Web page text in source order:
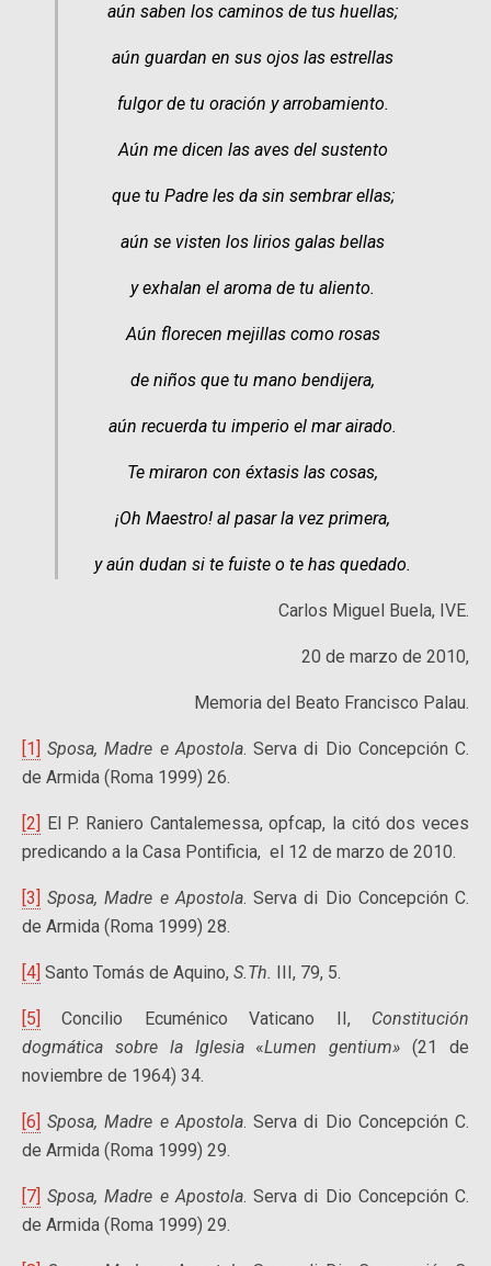
aún saben los caminos de tus huellas;
aún guardan en sus ojos las estrellas
fulgor de tu oración y arrobamiento.
Aún me dicen las aves del sustento
que tu Padre les da sin sembrar ellas;
aún se visten los lirios galas bellas
y exhalan el aroma de tu aliento.
Aún florecen mejillas como rosas
de niños que tu mano bendijera,
aún recuerda tu imperio el mar airado.
Te miraron con éxtasis las cosas,
¡Oh Maestro! al pasar la vez primera,
y aún dudan si te fuiste o te has quedado.
Carlos Miguel Buela, IVE.
20 de marzo de 2010,
Memoria del Beato Francisco Palau.
[1] Sposa, Madre e Apostola. Serva di Dio Concepción C.
de Armida (Roma 1999) 26.
[2]
El P. Raniero Cantalemessa, opfcap, la citó dos veces
predicando a la Casa Pontificia, el 12 de marzo de 2010.
[3] Sposa, Madre e Apostola. Serva di Dio Concepción C.
de Armida (Roma 1999) 28.
[4] Santo Tomás de Aquino, S.Th. III, 79, 5.
[5] Concilio Ecuménico Vaticano II, Constitución
dogmática sobre la Iglesia «Lumen gentium»(21 de
noviembre de 1964) 34.
[6] Sposa, Madre e Apostola. Serva di Dio Concepción C.
de Armida (Roma 1999) 29.
[7] Sposa, Madre e Apostola. Serva di Dio Concepción C.
de Armida (Roma 1999) 29.